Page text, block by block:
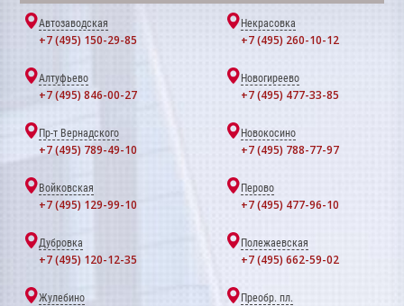
Автозаводская
+7 (495) 150-29-85
Некрасовка
+7 (495) 260-10-12
Алтуфьево
+7 (495) 846-00-27
Новогиреево
+7 (495) 477-33-85
Пр-т Вернадского
+7 (495) 789-49-10
Новокосино
+7 (495) 788-77-97
Войковская
+7 (495) 129-99-10
Перово
+7 (495) 477-96-10
Дубровка
+7 (495) 120-12-35
Полежаевская
+7 (495) 662-59-02
Жулебино Преобр. пл.